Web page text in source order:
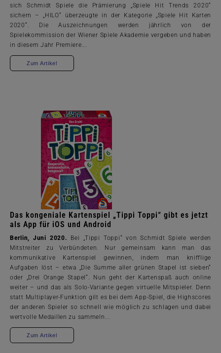
sich Schmidt Spiele die Prämierung „Spiele Hit Trends 2020“
sichern – „HILO“ überzeugte in der Kategorie „Spiele Hit Karten
2020“. Die Auszeichnungen werden jährlich von der
Spielekommission der Wiener Spiele Akademie vergeben und haben
in diesem Jahr Premiere...
Zum Artikel
Das kongeniale Kartenspiel „Tippi Toppi“ gibt es jetzt
als App für iOS und Android
Berlin, Juni 2020.
Bei „Tippi Toppi“ von Schmidt Spiele werden
Mitstreiter zu Verbündeten. Nur gemeinsam kann man das
kommunikative Kartenspiel gewinnen, indem man knifflige
Aufgaben löst – etwa „Die Summe aller grünen Stapel ist sieben“
oder „Drei Orange Stapel“. Nun geht der Kartenspaß auch online
weiter – und das als Solo-Variante gegen virtuelle Mitspieler. Denn
statt Multiplayer-Funktion gilt es bei dem App-Spiel, die Highscores
der anderen Spieler so schnell wie möglich zu schlagen und dabei
wertvolle Medaillen zu sammeln...
Zum Artikel